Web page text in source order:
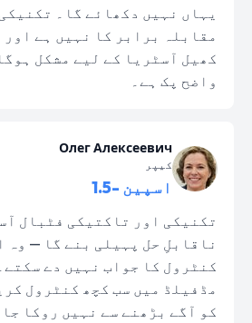
یہاں نہیں دکھائے گا۔
مقابلہ برابر کا نہیں ہے اور
واضح پک ہے۔
Олег Алексеевич
کیپر
اسپین -1.5
تکنیکی اور تاکتیکی فٹبال
ناقابلِ حل پہیلی بنے گا — وہ
مڈفیلڈ میں سب کچھ کنٹرول
کو آگے بڑھنے سے نہیں روکا